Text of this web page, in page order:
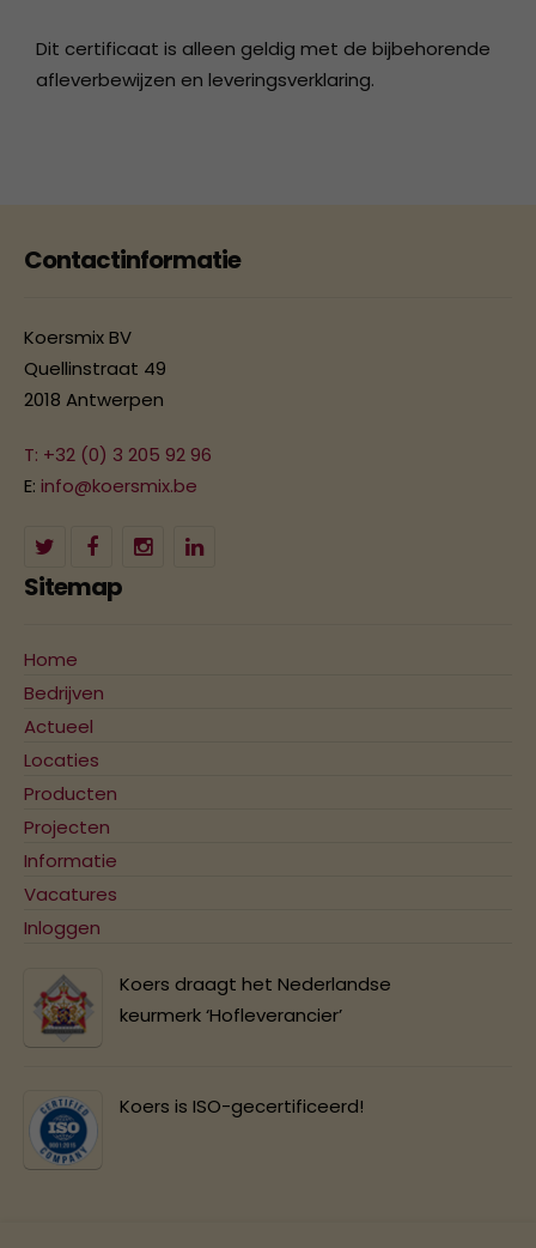
Dit certificaat is alleen geldig met de bijbehorende
afleverbewijzen en leveringsverklaring.
Contactinformatie
Koersmix BV
Quellinstraat 49
2018 Antwerpen
T: +32 (0) 3 205 92 96
E: info@koersmix.be
Sitemap
Home
Bedrijven
Actueel
Locaties
Producten
Projecten
Informatie
Vacatures
Inloggen
Koers draagt het Nederlandse
keurmerk ‘Hofleverancier’
Koers is ISO-gecertificeerd!